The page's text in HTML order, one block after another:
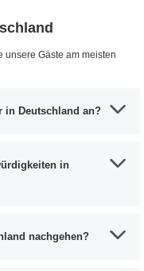
unsere Gäste am meisten
in Deutschland an?
in
nachgehen?